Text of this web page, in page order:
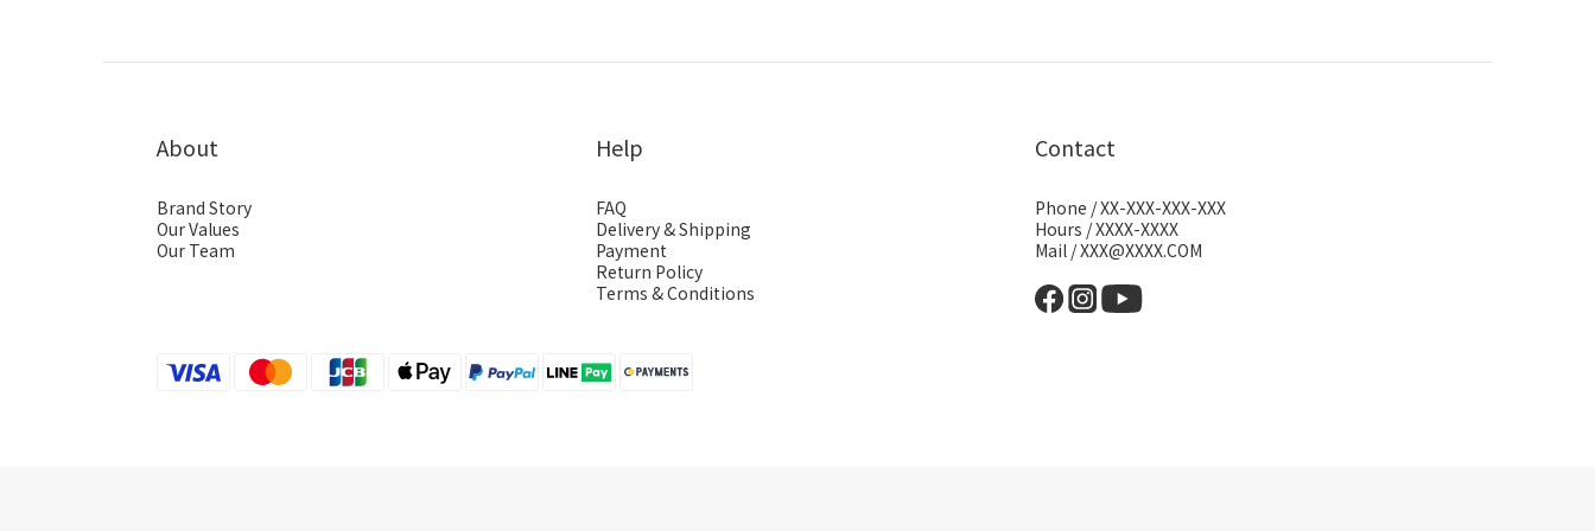
About
Brand Story
Our Values
Our Team
Help
FAQ
Delivery & Shipping
Payment
Return Policy
Terms & Conditions
Contact
Phone / XX-XXX-XXX-XXX
Hours / XXXX-XXXX
Mail / XXX@XXXX.COM